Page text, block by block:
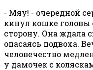
- Мяу! - очередной
кинул кошке головы
сторону. Она ждала
опасаясь подвоха.
человечество
у дамочек с